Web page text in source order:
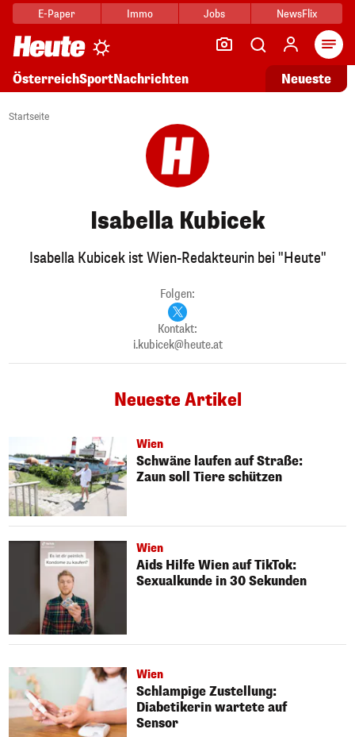
E-Paper Immo Jobs NewsFlix
ÖsterreichSportNachrichten Neueste
Startseite
Isabella Kubicek
Isabella Kubicek ist Wien-Redakteurin bei "Heute"
Folgen:
Kontakt:
i.kubicek@heute.at
Neueste Artikel
Wien
Schwäne laufen auf Straße:
Zaun soll Tiere schützen
Wien
Aids Hilfe Wien auf TikTok:
Sexualkunde in 30 Sekunden
Wien
Schlampige Zustellung:
Diabetikerin wartete auf
Sensor